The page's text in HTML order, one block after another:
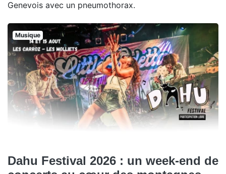
Genevois avec un pneumothorax.
Musique
Dahu Festival 2026 : un week-end de